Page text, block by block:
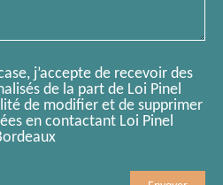
j’accepte de recevoir des
de la part de Loi Pinel
de modifier et de supprimer
en contactant Loi Pinel